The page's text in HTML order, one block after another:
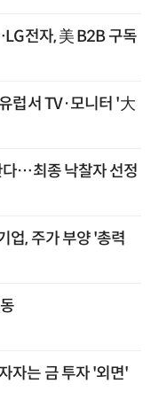
전자, 美 B2B 구독
럽서 TV·모니터 '大
다…최종 낙찰자 선정
업, 주가 부양 '총력
자는 금 투자 '외면'